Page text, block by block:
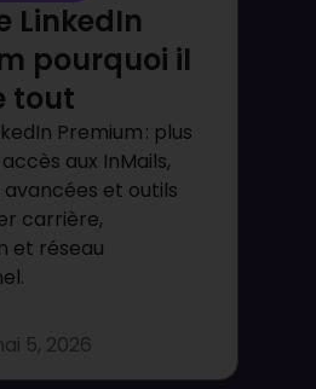
LinkedIn
pourquoi il
tout
Premium : plus
aux InMails,
et outils
carrière,
et réseau
5, 2026